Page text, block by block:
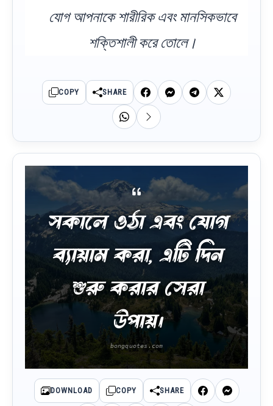
যোগ আপনাকে শারীরিক এবং মানসিকভাবে
শক্তিশালী করে তোলে।
COPY SHARE
সকালে ওঠা এবং যোগ
ব্যায়াম করা, এটি দিন
শুরু করার সেরা
উপায়।
DOWNLOAD COPY SHARE